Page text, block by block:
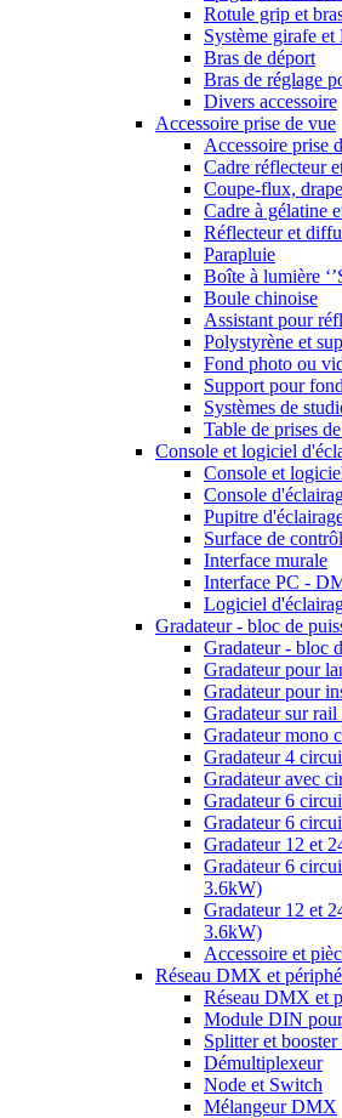
Rotule grip et
Système girafe
Bras de déport
Bras de réglage
Divers accessoire
Accessoire prise de vue
Accessoire prise
Cadre réflecteur
Coupe-flux,
Cadre à gélatine
Réflecteur et
Parapluie
Boîte à lumière
Boule chinoise
Assistant pour
Polystyrène et
Fond photo ou
Support pour
Systèmes de
Table de prises
Console et logiciel
Console et
Console
Pupitre
Surface de
Interface murale
Interface PC -
Logiciel
Gradateur - bloc de
Gradateur - bloc
Gradateur pour
Gradateur pour
Gradateur sur
Gradateur mono
Gradateur 4
Gradateur avec
Gradateur 6
Gradateur 6
Gradateur 12 et
Gradateur 6
3.6kW)
Gradateur 12 et
3.6kW)
Accessoire et
Réseau DMX et
Réseau DMX et
Module DIN
Splitter et
Démultiplexeur
Node et Switch
Mélangeur DMX